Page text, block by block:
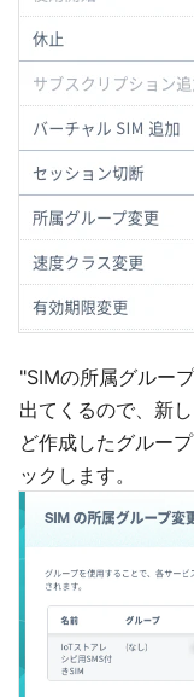
"SIMの所属グルー
出てくるので、新
ど作成したグルー
ックします。